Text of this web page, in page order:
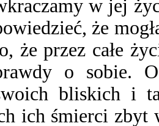
w jej
że
że przez całe
o sobie.
bliskich i
ich śmierci zbyt